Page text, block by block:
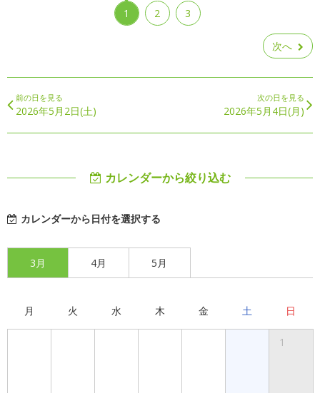
1 2 3
次へ
前の日を見る
2026年5月2日(土)
次の日を見る
2026年5月4日(月)
カレンダーから絞り込む
カレンダーから日付を選択する
3月 4月 5月
月 火 水 木 金 土 日
1